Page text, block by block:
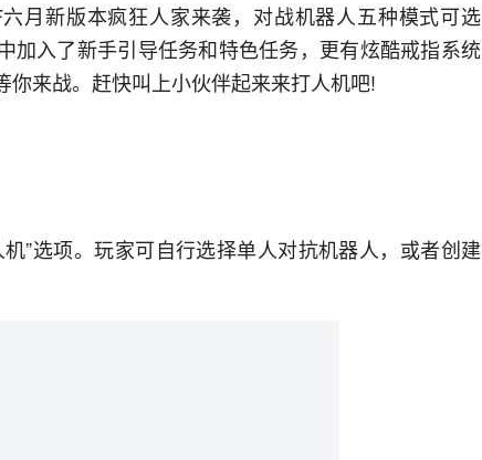
六月新版本疯狂人家来袭，对战机器人五种模式可选
加入了新手引导任务和特色任务，更有炫酷戒指系统
你来战。赶快叫上小伙伴起来来打人机吧!
”选项。玩家可自行选择单人对抗机器人，或者创建